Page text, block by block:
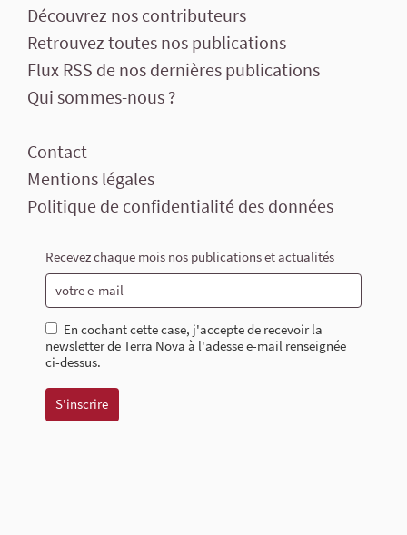
Découvrez nos contributeurs
Retrouvez toutes nos publications
Flux RSS de nos dernières publications
Qui sommes-nous ?
Contact
Mentions légales
Politique de confidentialité des données
Recevez chaque mois nos publications et actualités
En cochant cette case, j'accepte de recevoir la
newsletter de Terra Nova à l'adesse e-mail renseignée
ci-dessus.